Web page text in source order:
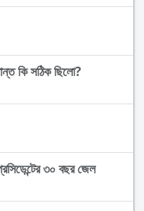
কি সঠিক ছিলো?
৩০ বছর জেল